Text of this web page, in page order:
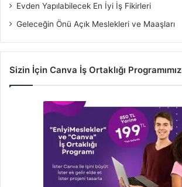
Evden Yapılabilecek En İyi İş Fikirleri
Geleceğin Önü Açık Meslekleri ve Maaşları
Sizin İçin Canva İş Ortaklığı Programımız